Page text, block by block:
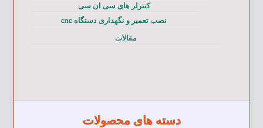
کنترلر های سی ان سی
نصب تعمیر و نگهداری دستگاه cnc
مقالات
دسته های محصولات